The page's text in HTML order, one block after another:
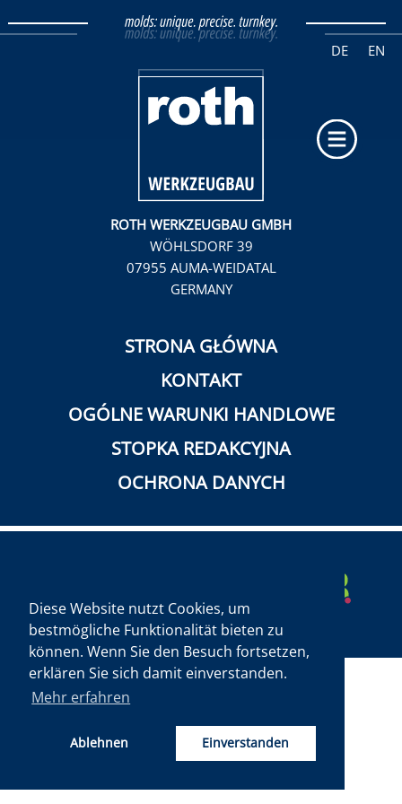
Diese Website nutzt Cookies, um
bestmögliche Funktionalität bieten zu
können. Wenn Sie den Besuch fortsetzen,
erklären Sie sich damit einverstanden.
Mehr erfahren
Ablehnen Einverstanden
DE EN
ROTH WERKZEUGBAU GMBH
WÖHLSDORF 39
07955 AUMA-WEIDATAL
GERMANY
STRONA GŁÓWNA
KONTAKT
OGÓLNE WARUNKI HANDLOWE
STOPKA REDAKCYJNA
OCHRONA DANYCH
ARBEITEN BEI ROTH
AUSBILDUNG BEI ROTH
NASZA FIRMA
BLOG + NEWS COMPANY
BLOG + NEWS PEOPLE
CO NAS NAPĘDZA
HISTORIA
ROTH-BLOG
CERTYFIKATY